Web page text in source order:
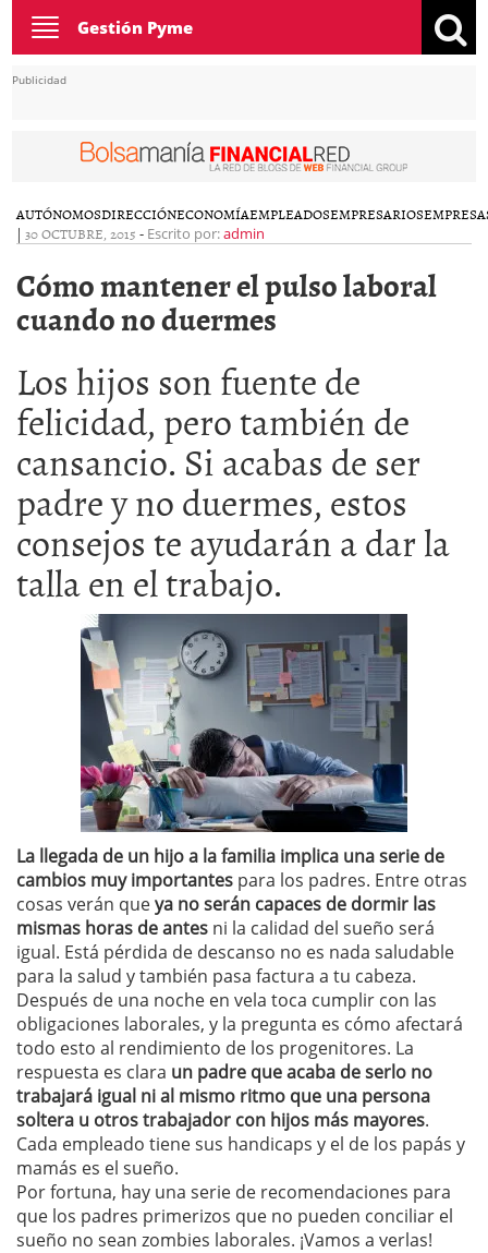
Toggle
navigation
Gestión Pyme
Publicidad
AUTÓNOMOSDIRECCIÓNECONOMÍAEMPLEADOSEMPRESARIOS
| 30 OCTUBRE, 2015 - Escrito por:admin
Cómo mantener el pulso laboral
cuando no duermes
Los hijos son fuente de
felicidad, pero también de
cansancio. Si acabas de ser
padre y no duermes, estos
consejos te ayudarán a dar la
talla en el trabajo.
La llegada de un hijo a la familia implica una serie de
cambios muy importantes para los padres. Entre otras
cosas verán queya no serán capaces de dormir las
mismas horas de antes ni la calidad del sueño será
igual. Está pérdida de descanso no es nada saludable
para la salud y también pasa factura a tu cabeza.
Después de una noche en vela toca cumplir con las
obligaciones laborales, y la pregunta es cómo afectará
todo esto al rendimiento de los progenitores. La
respuesta es clara un padre que acaba de serlo no
trabajará igual ni al mismo ritmo que una persona
soltera u otros trabajador con hijos más mayores.
Cada empleado tiene sus handicaps y el de los papás y
mamás es el sueño.
Por fortuna, hay una serie de recomendaciones para
que los padres primerizos que no pueden conciliar el
sueño no sean zombies laborales. ¡Vamos a verlas!